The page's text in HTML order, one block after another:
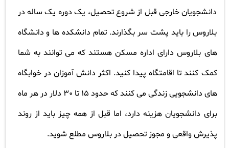
دانشجویان خارجی قبل از شروع تحصیل، یک دوره یک ساله در
بلاروس را باید پشت سر بگذارند. تمام دانشکده ها و دانشگاه
های بلاروس دارای اداره مسکن هستند که می توانند به شما
کمک کنند تا اقامتگاه پیدا کنید. اکثر دانش آموزان در خوابگاه
های دانشجویی زندگی می کنند که حدود 15 تا 30 دلار در هر ماه
برای دانشجویان هزینه دارد، اما قبل از همه چیز باید از روند
پذیرش واقعی و مجوز تحصیل در بلاروس مطلع شوید.